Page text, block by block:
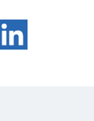
LinkedIn